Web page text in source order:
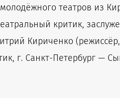
театров из
критик,
Кириченко
г. Санкт-Петербург —